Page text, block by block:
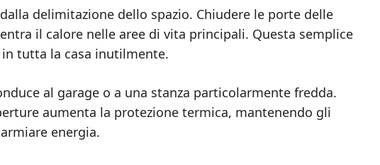
delimitazione dello spazio. Chiudere le porte delle
il calore nelle aree di vita principali. Questa semplice
tutta la casa inutilmente.
al garage o a una stanza particolarmente fredda.
aumenta la protezione termica, mantenendo gli
energia.